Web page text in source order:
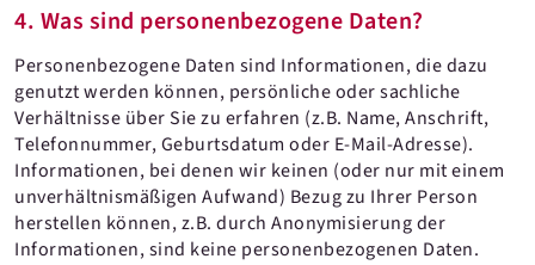
4. Was sind personenbezogene Daten?
Personenbezogene Daten sind Informationen, die dazu
genutzt werden können, persönliche oder sachliche
Verhältnisse über Sie zu erfahren (z.B. Name, Anschrift,
Telefonnummer, Geburtsdatum oder E-Mail-Adresse).
Informationen, bei denen wir keinen (oder nur mit einem
unverhältnismäßigen Aufwand) Bezug zu Ihrer Person
herstellen können, z.B. durch Anonymisierung der
Informationen, sind keine personenbezogenen Daten.